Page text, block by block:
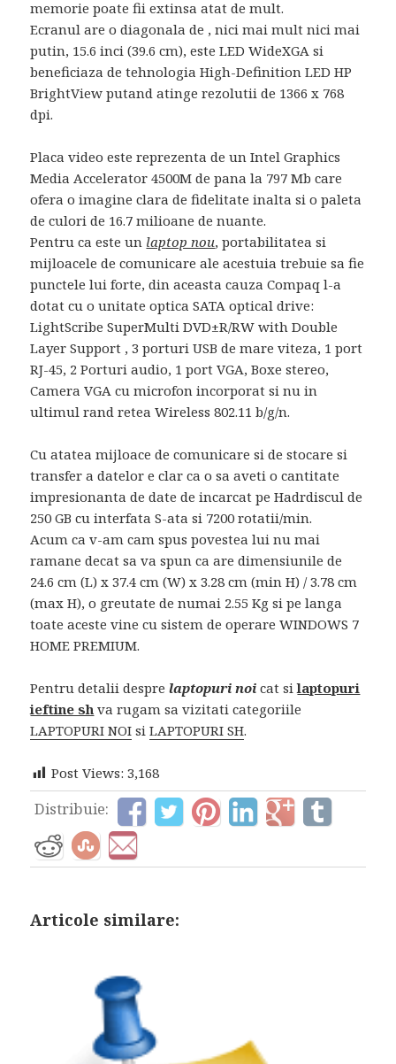
memorie poate fii extinsa atat de mult.
Ecranul are o diagonala de , nici mai mult nici mai
putin, 15.6 inci (39.6 cm), este LED WideXGA si
beneficiaza de tehnologia High-Definition LED HP
BrightView putand atinge rezolutii de 1366 x 768
dpi.
Placa video este reprezenta de un Intel Graphics
Media Accelerator 4500M de pana la 797 Mb care
ofera o imagine clara de fidelitate inalta si o paleta
de culori de 16.7 milioane de nuante.
Pentru ca este un laptop nou, portabilitatea si
mijloacele de comunicare ale acestuia trebuie sa fie
punctele lui forte, din aceasta cauza Compaq l-a
dotat cu o unitate optica SATA optical drive:
LightScribe SuperMulti DVD±R/RW with Double
Layer Support , 3 porturi USB de mare viteza, 1 port
RJ-45, 2 Porturi audio, 1 port VGA, Boxe stereo,
Camera VGA cu microfon incorporat si nu in
ultimul rand retea Wireless 802.11 b/g/n.
Cu atatea mijloace de comunicare si de stocare si
transfer a datelor e clar ca o sa aveti o cantitate
impresionanta de date de incarcat pe Hadrdiscul de
250 GB cu interfata S-ata si 7200 rotatii/min.
Acum ca v-am cam spus povestea lui nu mai
ramane decat sa va spun ca are dimensiunile de
24.6 cm (L) x 37.4 cm (W) x 3.28 cm (min H) / 3.78 cm
(max H), o greutate de numai 2.55 Kg si pe langa
toate aceste vine cu sistem de operare WINDOWS 7
HOME PREMIUM.
Pentru detalii desprelaptopuri noi cat silaptopuri
ieftine sh va rugam sa vizitati categoriile
LAPTOPURI NOI siLAPTOPURI SH.
Post Views: 3,168
Distribuie:
Articole similare: